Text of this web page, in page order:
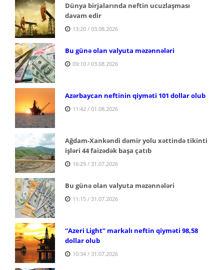
Dünya birjalarında neftin ucuzlaşması
davam edir
13:20 / 03.08.2026
Bu günə olan valyuta məzənnələri
09:10 / 03.08.2026
Azərbaycan neftinin qiyməti 101 dollar olub
11:42 / 01.08.2026
Ağdam-Xankəndi dəmir yolu xəttində tikinti
işləri 44 faizədək başa çatıb
16:29 / 31.07.2026
Bu günə olan valyuta məzənnələri
11:15 / 31.07.2026
“Azeri Light” markalı neftin qiyməti 98,58
dollar olub
10:34 / 31.07.2026